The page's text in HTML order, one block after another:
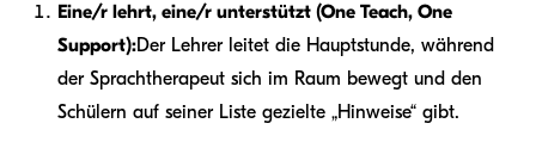
Eine/r lehrt, eine/r unterstützt (One Teach, One
Support):Der Lehrer leitet die Hauptstunde, während
der Sprachtherapeut sich im Raum bewegt und den
Schülern auf seiner Liste gezielte „Hinweise“ gibt.